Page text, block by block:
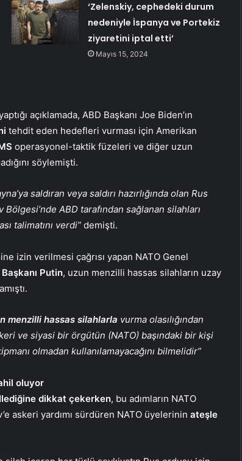
‘Zelenskiy, cephedeki durum
nedeniyle İspanya ve Portekiz
ziyaretini iptal etti’
Mayıs 15, 2024
açıklamada, ABD Başkanı Joe Biden’ın
tehdit eden hedefleri vurması için Amerikan
operasyonel-taktik füzeleri ve diğer uzun
söylemişti.
saldıran veya saldırı hazırlığında olan Rus
ABD tarafından sağlanan silahları
talimatını verdi” demişti.
izin verilmesi çağrısı yapan NATO Genel
Putin, uzun menzilli hassas silahların uzay
menzilli hassas silahlarla vurma olasılığından
ve siyasi bir örgütün (NATO) başındaki bir kişi
olmadan kullanılamayacağını bilmelidir”
oluyor
dikkat çekerken, bu adımların NATO
askeri yardımı sürdüren NATO üyelerinin ateşle